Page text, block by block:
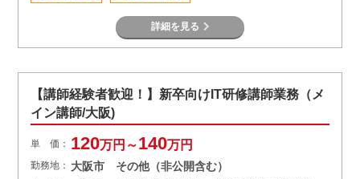
詳細を見る
【講師経験者歓迎！】新卒向けIT研修講師業務（メ
イン講師/大阪)
単 価： 120万円～140万円
勤務地： 大阪市 その他（非公開含む）